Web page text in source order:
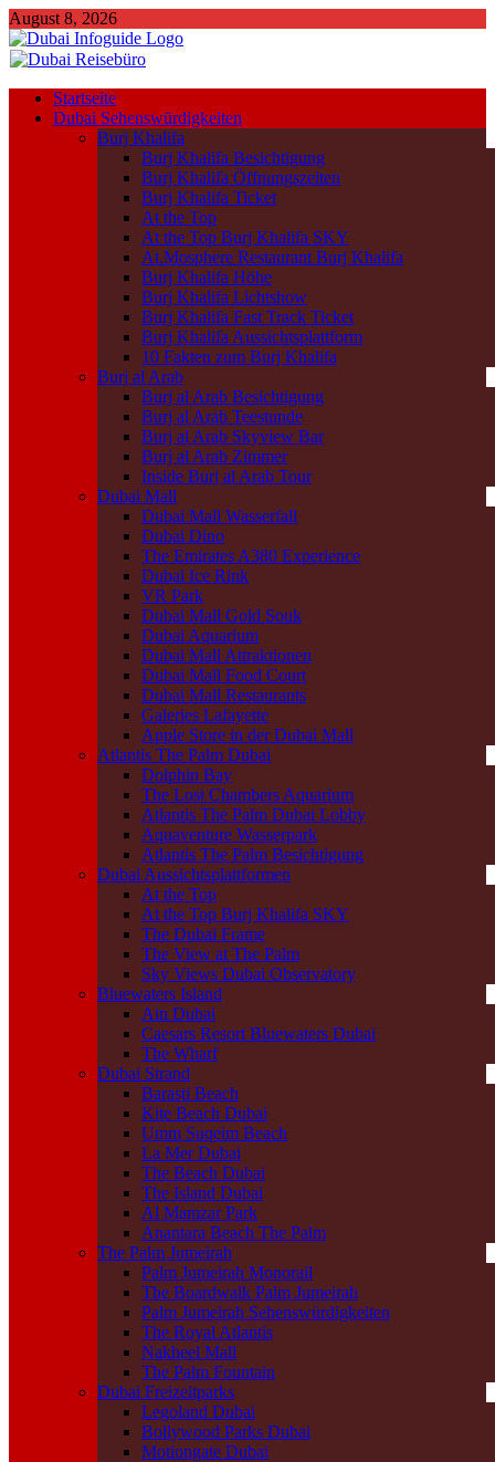
August 8, 2026
Startseite
Dubai Sehenswürdigkeiten
Burj Khalifa
Burj Khalifa Besichtigung
Burj Khalifa Öffnungszeiten
Burj Khalifa Ticket
At the Top
At the Top Burj Khalifa SKY
At.Mosphere Restaurant Burj Khalifa
Burj Khalifa Höhe
Burj Khalifa Lichtshow
Burj Khalifa Fast Track Ticket
Burj Khalifa Aussichtsplattform
10 Fakten zum Burj Khalifa
Burj al Arab
Burj al Arab Besichtigung
Burj al Arab Teestunde
Burj al Arab Skyview Bar
Burj al Arab Zimmer
Inside Burj al Arab Tour
Dubai Mall
Dubai Mall Wasserfall
Dubai Dino
The Emirates A380 Experience
Dubai Ice Rink
VR Park
Dubai Mall Gold Souk
Dubai Aquarium
Dubai Mall Attraktionen
Dubai Mall Food Court
Dubai Mall Restaurants
Galeries Lafayette
Apple Store in der Dubai Mall
Atlantis The Palm Dubai
Dolphin Bay
The Lost Chambers Aquarium
Atlantis The Palm Dubai Lobby
Aquaventure Wasserpark
Atlantis The Palm Besichtigung
Dubai Aussichtsplattformen
At the Top
At the Top Burj Khalifa SKY
The Dubai Frame
The View at The Palm
Sky Views Dubai Observatory
Bluewaters Island
Ain Dubai
Caesars Resort Bluewaters Dubai
The Wharf
Dubai Strand
Barasti Beach
Kite Beach Dubai
Umm Suqeim Beach
La Mer Dubai
The Beach Dubai
The Island Dubai
Al Mamzar Park
Anantara Beach The Palm
The Palm Jumeirah
Palm Jumeirah Monorail
The Boardwalk Palm Jumeirah
Palm Jumeirah Sehenswürdigkeiten
The Royal Atlantis
Nakheel Mall
The Palm Fountain
Dubai Freizeitparks
Legoland Dubai
Bollywood Parks Dubai
Motiongate Dubai